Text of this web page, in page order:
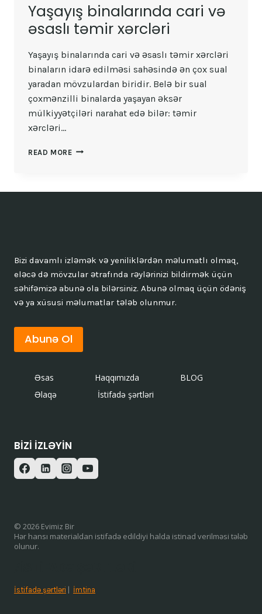
Yaşayış binalarında cari və
əsaslı təmir xərcləri
Yaşayış binalarında cari və əsaslı təmir xərcləri
binaların idarə edilməsi sahəsində ən çox sual
yaradan mövzulardan biridir. Belə bir sual
çoxmənzilli binalarda yaşayan əksər
mülkiyyətçiləri narahat edə bilər: təmir
xərcləri…
READ MORE YAŞAYIŞ
Bizi davamlı izləmək və yeniliklərdən məlumatlı olmaq,
eləcə də mövzular ətrafında rəylərinizi bildirmək üçün
səhifəmizə abunə ola bilərsiniz. Abunə olmaq üçün ödəniş
və ya xüsusi məlumatlar tələb olunmur.
Abunə Ol
Əsas Haqqımızda
BLOG
Əlaqə
İstifadə şərtləri
BIZI IZLƏYIN
© 2026 Evimiz Bir
Hər hansı materialdan istifadə edildiyi halda istinad verilməsi tələb
olunur.
İstifadə şərtləri İmtina